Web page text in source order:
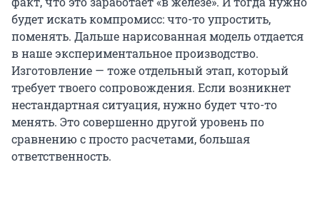
будет искать компромисс: что-то упростить,
поменять. Дальше нарисованная модель отдается
в наше экспериментальное производство.
Изготовление — тоже отдельный этап, который
требует твоего сопровождения. Если возникнет
нестандартная ситуация, нужно будет что-то
менять. Это совершенно другой уровень по
сравнению с просто расчетами, большая
ответственность.